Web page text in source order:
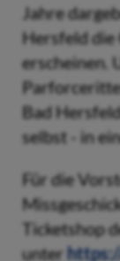
Jahre
Hersfeld die
erscheinen.
Bad
selbst - in
Für die
Ticketshop
unter